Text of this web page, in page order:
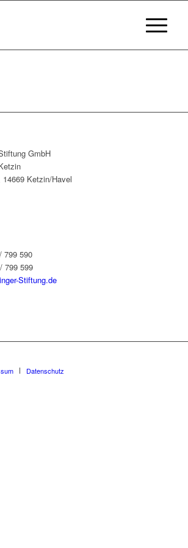
GmbH
Ketzin/Havel
799 590
799 599
Stiftung.de
Datenschutz